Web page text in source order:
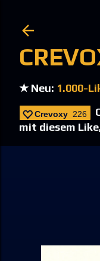
★ Neu: 1.000-
Crevoxy 226
mit diesem